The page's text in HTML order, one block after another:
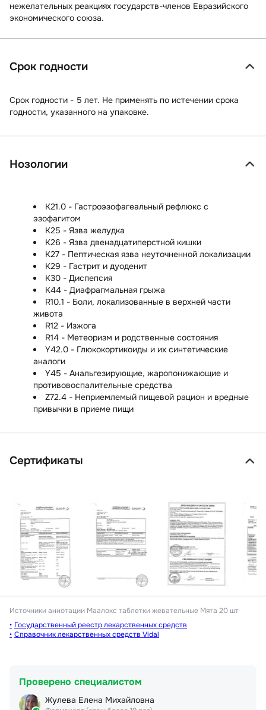
нежелательных реакциях государств-членов Евразийского
экономического союза.
Срок годности
Срок годности - 5 лет. Не применять по истечении срока
годности, указанного на упаковке.
Нозологии
K21.0 - Гастроэзофагеальный рефлюкс с
эзофагитом
K25 - Язва желудка
K26 - Язва двенадцатиперстной кишки
K27 - Пептическая язва неуточненной локализации
K29 - Гастрит и дуоденит
K30 - Диспепсия
K44 - Диафрагмальная грыжа
R10.1 - Боли, локализованные в верхней части
живота
R12 - Изжога
R14 - Метеоризм и родственные состояния
Y42.0 - Глюкокортикоиды и их синтетические
аналоги
Y45 - Анальгезирующие, жаропонижающие и
противовоспалительные средства
Z72.4 - Неприемлемый пищевой рацион и вредные
привычки в приеме пищи
Сертификаты
Источники аннотации Маалокс таблетки жевательные Мята 20 шт
Государственный реестр лекарственных средств
Справочник лекарственных средств Vidal
Проверено специалистом
Жулева Елена Михайловна